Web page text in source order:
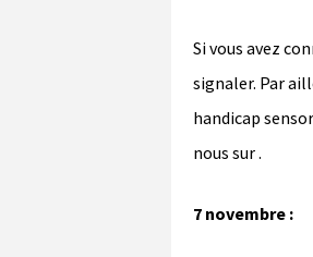
Si vous avez
signaler. Par
handicap
nous sur.
7 novembre :